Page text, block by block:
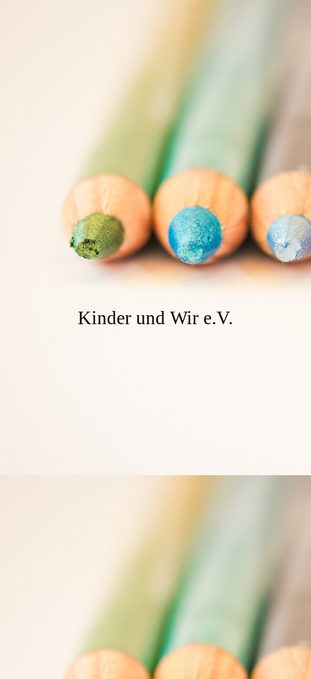
Kinder und Wir e.V.